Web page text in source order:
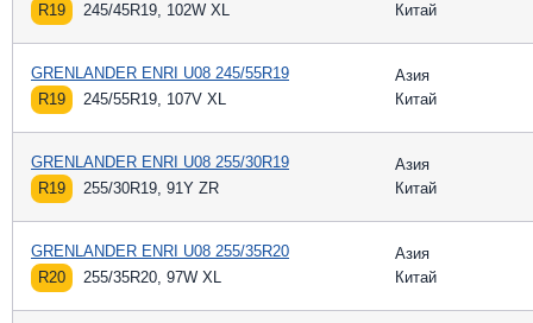
R19
245/45R19, 102W XL
Китай
GRENLANDER ENRI U08 245/55R19
R19
245/55R19, 107V XL
Азия
Китай
GRENLANDER ENRI U08 255/30R19
R19
255/30R19, 91Y ZR
Азия
Китай
GRENLANDER ENRI U08 255/35R20
R20
255/35R20, 97W XL
Азия
Китай